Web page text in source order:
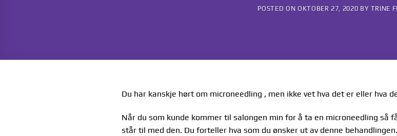
POSTED ON OKTOBER 27, 2020 BY TRINE
Du har kanskje hørt om microneedling , men ikke vet hva det er eller hva
Når du som kunde kommer til salongen min for å ta en microneedling så
står til med den. Du forteller hva som du ønsker ut av denne behandlingen.